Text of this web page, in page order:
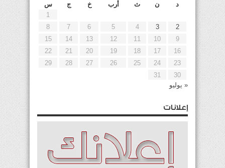
د
ن ث أرب خ ج
س
1
2
3
4
5
6
7
8
9
10
11
12
13
14
15
16
17
18
19
20
21
22
23
24
25
26
27
28
29
30
31
« يوليو
إعلانات